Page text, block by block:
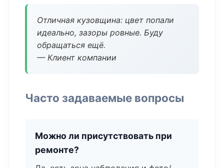
Отличная кузовщина: цвет попали
идеально, зазоры ровные. Буду
обращаться ещё.
— Клиент компании
Часто задаваемые вопросы
Можно ли присутствовать при
ремонте?